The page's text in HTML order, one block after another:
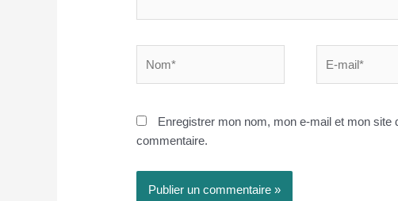
mail*
Enregistrer mon nom, mon e-mail et mon site
commentaire.